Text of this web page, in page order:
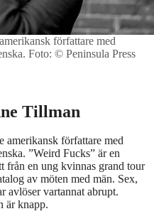
författare med
Foto: © Peninsula Press
Tillman
amerikansk författare med
”Weird Fucks” är en
från en ung kvinnas grand tour
av möten med män. Sex,
avlöser vartannat abrupt.
är knapp.